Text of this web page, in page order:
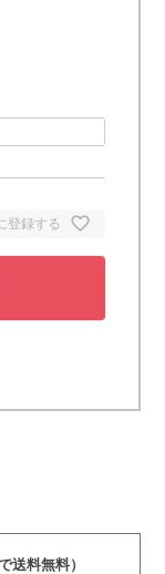
登録する
送料無料）